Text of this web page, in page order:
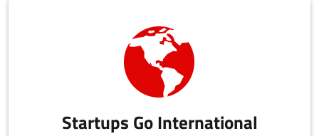
Startups Go International